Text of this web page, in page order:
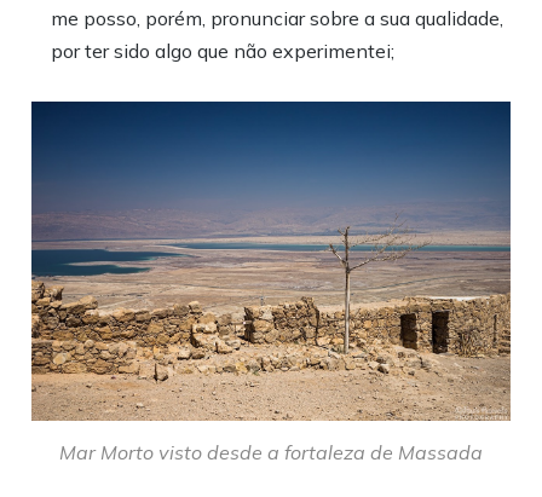
me posso, porém, pronunciar sobre a sua qualidade,
por ter sido algo que não experimentei;
Mar Morto visto desde a fortaleza de Massada